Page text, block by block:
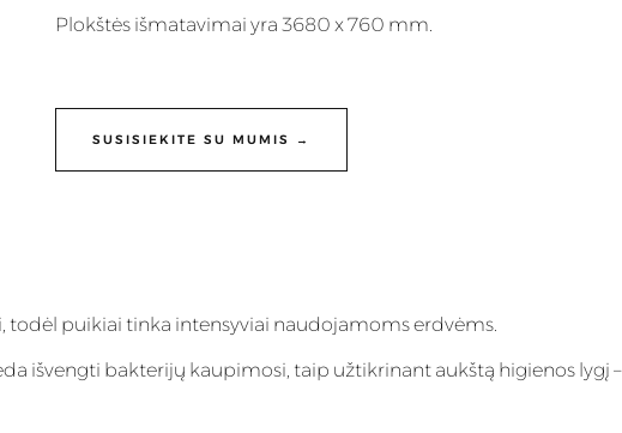
Plokštės išmatavimai yra 3680 x 760 mm.
SUSISIEKITE SU MUMIS →
todėl puikiai tinka intensyviai naudojamoms erdvėms.
išvengti bakterijų kaupimosi, taip užtikrinant aukštą higienos lygį –